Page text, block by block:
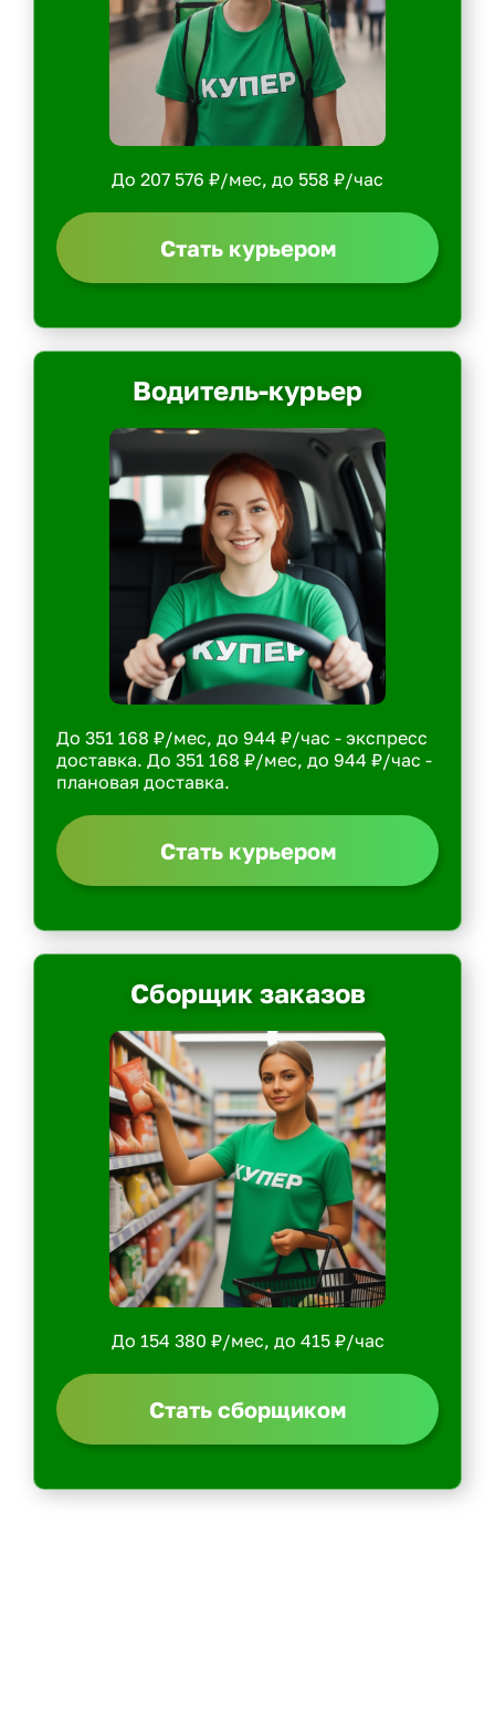
До 207 576 ₽/мес, до 558 ₽/час
Стать курьером
Водитель-курьер
До 351 168 ₽/мес, до 944 ₽/час - экспресс
доставка. До 351 168 ₽/мес, до 944 ₽/час -
плановая доставка.
Стать курьером
Сборщик заказов
До 154 380 ₽/мес, до 415 ₽/час
Стать сборщиком